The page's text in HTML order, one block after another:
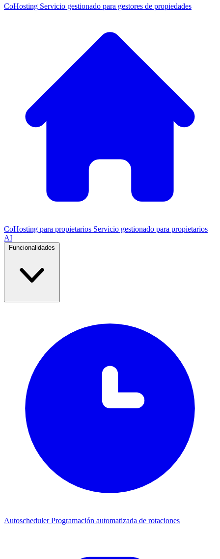
CoHosting Servicio gestionado para gestores de propiedades
CoHosting para propietarios Servicio gestionado para propietarios
AI
AutoschedulerProgramación automatizada de rotaciones